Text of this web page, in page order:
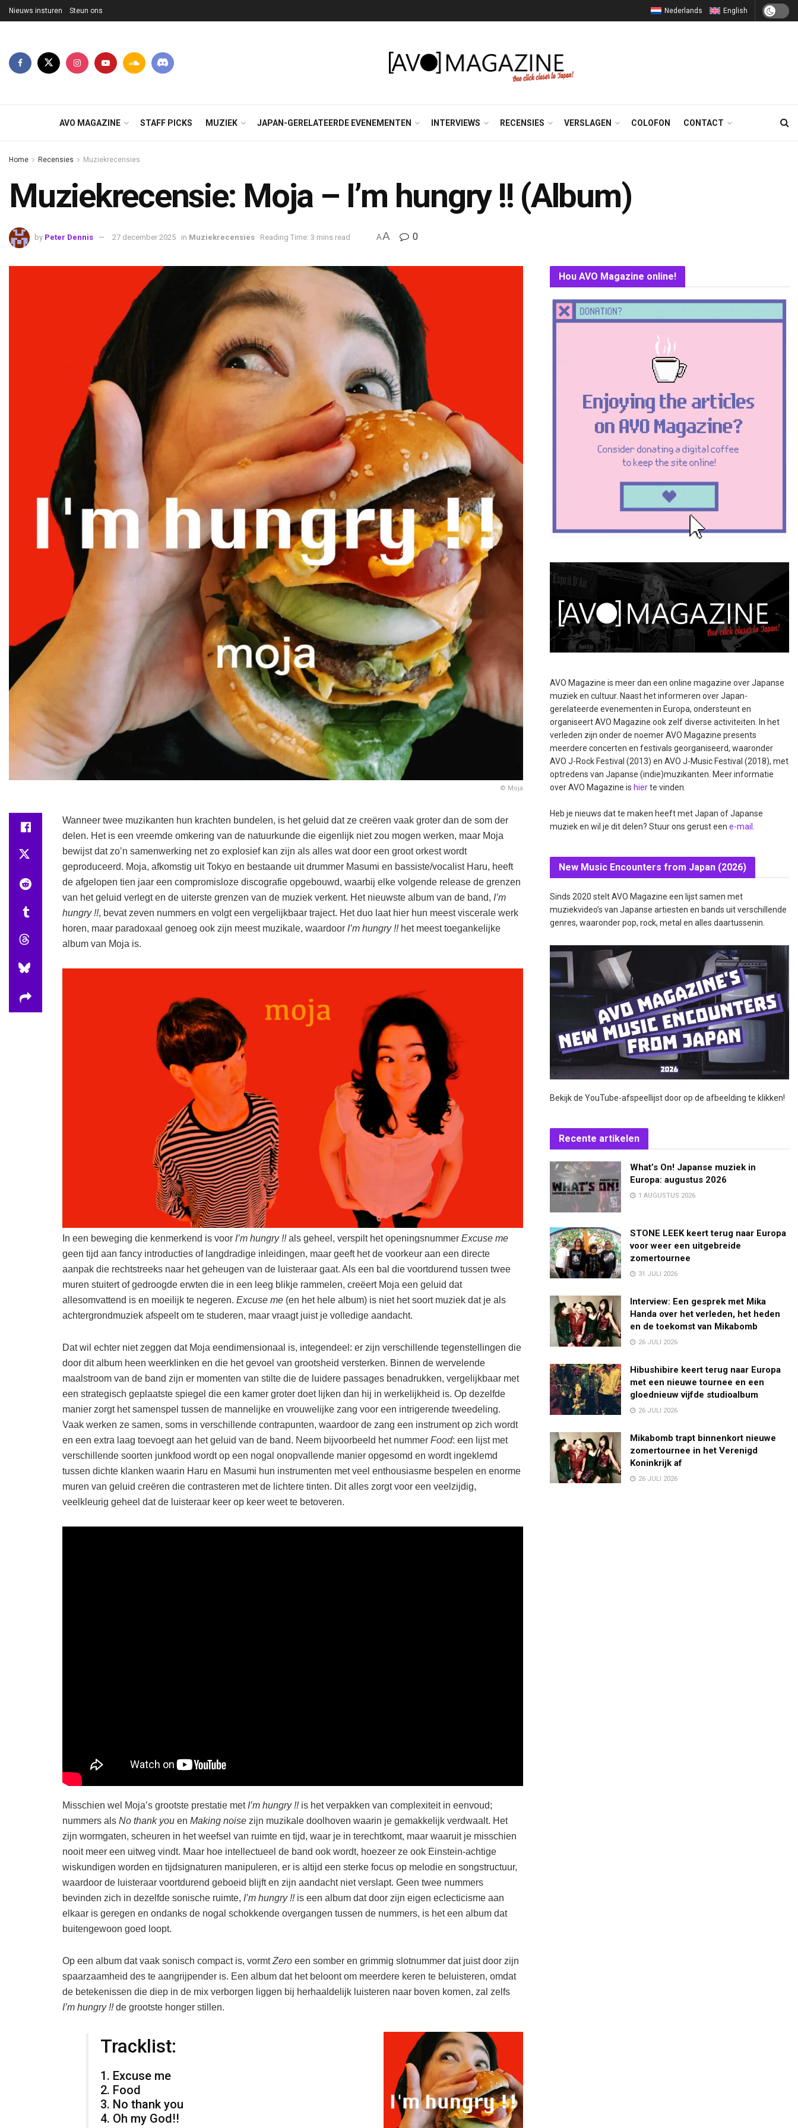
Nieuws insturen Steun ons Nederlands English
AVO MAGAZINE STAFF PICKS MUZIEK JAPAN-GERELATEERDE EVENEMENTEN INTERVIEWS RECENSIES VERSLAGEN COLOFON CONTACT
Home Recensies Muziekrecensies
Muziekrecensie: Moja – I’m hungry !! (Album)
by Peter Dennis 27 december 2025 in Muziekrecensies Reading Time: 3 mins read AA 0
© Moja
Wanneer twee muzikanten hun krachten bundelen, is het geluid dat ze creëren vaak groter dan de som der
delen. Het is een vreemde omkering van de natuurkunde die eigenlijk niet zou mogen werken, maar Moja
bewijst dat zo’n samenwerking net zo explosief kan zijn als alles wat door een groot orkest wordt
geproduceerd. Moja, afkomstig uit Tokyo en bestaande uit drummer Masumi en bassiste/vocalist Haru, heeft
de afgelopen tien jaar een compromisloze discografie opgebouwd, waarbij elke volgende release de grenzen
van het geluid verlegt en de uiterste grenzen van de muziek verkent. Het nieuwste album van de band, I’m
hungry !!, bevat zeven nummers en volgt een vergelijkbaar traject. Het duo laat hier hun meest viscerale werk
horen, maar paradoxaal genoeg ook zijn meest muzikale, waardoor I’m hungry !!het meest toegankelijke
album van Moja is.
In een beweging die kenmerkend is voor I’m hungry !!als geheel, verspilt het openingsnummer Excuse me
geen tijd aan fancy introducties of langdradige inleidingen, maar geeft het de voorkeur aan een directe
aanpak die rechtstreeks naar het geheugen van de luisteraar gaat. Als een bal die voortdurend tussen twee
muren stuitert of gedroogde erwten die in een leeg blikje rammelen, creëert Moja een geluid dat
allesomvattend is en moeilijk te negeren. Excuse me (en het hele album) is niet het soort muziek dat je als
achtergrondmuziek afspeelt om te studeren, maar vraagt juist je volledige aandacht.
Dat wil echter niet zeggen dat Moja eendimensionaal is, integendeel: er zijn verschillende tegenstellingen die
door dit album heen weerklinken en die het gevoel van grootsheid versterken. Binnen de wervelende
maalstroom van de band zijn er momenten van stilte die de luidere passages benadrukken, vergelijkbaar met
een strategisch geplaatste spiegel die een kamer groter doet lijken dan hij in werkelijkheid is. Op dezelfde
manier zorgt het samenspel tussen de mannelijke en vrouwelijke zang voor een intrigerende tweedeling.
Vaak werken ze samen, soms in verschillende contrapunten, waardoor de zang een instrument op zich wordt
en een extra laag toevoegt aan het geluid van de band. Neem bijvoorbeeld het nummer Food: een lijst met
verschillende soorten junkfood wordt op een nogal onopvallende manier opgesomd en wordt ingeklemd
tussen dichte klanken waarin Haru en Masumi hun instrumenten met veel enthousiasme bespelen en enorme
muren van geluid creëren die contrasteren met de lichtere tinten. Dit alles zorgt voor een veelzijdig,
veelkleurig geheel dat de luisteraar keer op keer weet te betoveren.
Misschien wel Moja’s grootste prestatie met I’m hungry !!is het verpakken van complexiteit in eenvoud;
nummers als No thank you en Making noise zijn muzikale doolhoven waarin je gemakkelijk verdwaalt. Het
zijn wormgaten, scheuren in het weefsel van ruimte en tijd, waar je in terechtkomt, maar waaruit je misschien
nooit meer een uitweg vindt. Maar hoe intellectueel de band ook wordt, hoezeer ze ook Einstein-achtige
wiskundigen worden en tijdsignaturen manipuleren, er is altijd een sterke focus op melodie en songstructuur,
waardoor de luisteraar voortdurend geboeid blijft en zijn aandacht niet verslapt. Geen twee nummers
bevinden zich in dezelfde sonische ruimte, I’m hungry !!is een album dat door zijn eigen eclecticisme aan
elkaar is geregen en ondanks de nogal schokkende overgangen tussen de nummers, is het een album dat
buitengewoon goed loopt.
Op een album dat vaak sonisch compact is, vormtZero een somber en grimmig slotnummer dat juist door zijn
spaarzaamheid des te aangrijpender is. Een album dat het beloont om meerdere keren te beluisteren, omdat
de betekenissen die diep in de mix verborgen liggen bij herhaaldelijk luisteren naar boven komen, zal zelfs
I’m hungry !!de grootste honger stillen.
Tracklist:
1. Excuse me
2. Food
3. No thank you
4. Oh my God!!
Hou AVO Magazine online!
AVO Magazine is meer dan een online magazine over Japanse
muziek en cultuur. Naast het informeren over Japan-
gerelateerde evenementen in Europa, ondersteunt en
organiseert AVO Magazine ook zelf diverse activiteiten. In het
verleden zijn onder de noemer AVO Magazine presents
meerdere concerten en festivals georganiseerd, waaronder
AVO J-Rock Festival (2013) en AVO J-Music Festival (2018), met
optredens van Japanse (indie)muzikanten. Meer informatie
over AVO Magazine is hierte vinden.
Heb je nieuws dat te maken heeft met Japan of Japanse
muziek en wil je dit delen? Stuur ons gerust een e-mail
New Music Encounters from Japan (2026)
Sinds 2020 stelt AVO Magazine een lijst samen met
muziekvideo’s van Japanse artiesten en bands uit verschillende
genres, waaronder pop, rock, metal en alles daartussenin.
Bekijk de YouTube-afspeellijst door op de afbeelding te klikken!
Recente artikelen
What’s On! Japanse muziek in
Europa: augustus 2026
1 AUGUSTUS 2026
STONE LEEK keert terug naar Europa
voor weer een uitgebreide
zomertournee
31 JULI 2026
Interview: Een gesprek met Mika
Handa over het verleden, het heden
en de toekomst van Mikabomb
26 JULI 2026
Hibushibire keert terug naar Europa
met een nieuwe tournee en een
gloednieuw vijfde studioalbum
26 JULI 2026
Mikabomb trapt binnenkort nieuwe
zomertournee in het Verenigd
Koninkrijk af
26 JULI 2026